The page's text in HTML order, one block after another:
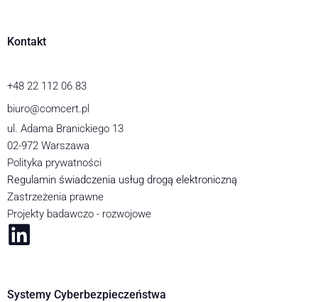
Kontakt
+48 22 112 06 83
biuro@comcert.pl
ul. Adama Branickiego 13
02-972 Warszawa
Polityka prywatności
Regulamin świadczenia usług drogą elektroniczną
Zastrzeżenia prawne
Projekty badawczo - rozwojowe
Systemy Cyberbezpieczeństwa